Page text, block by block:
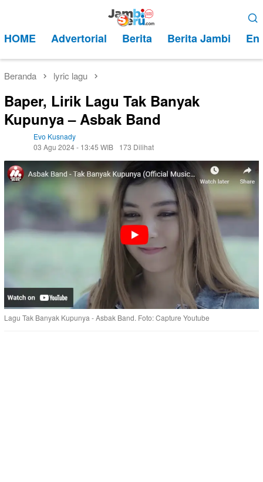
kontenMobile
HOME Advertorial Berita Berita Jambi
Beranda lyric lagu
Baper, Lirik Lagu Tak Banyak
Kupunya – Asbak Band
Evo Kusnady
03 Agu 2024 - 13:45 WIB
173 Dilihat
Lagu Tak Banyak Kupunya - Asbak Band. Foto: Capture Youtube